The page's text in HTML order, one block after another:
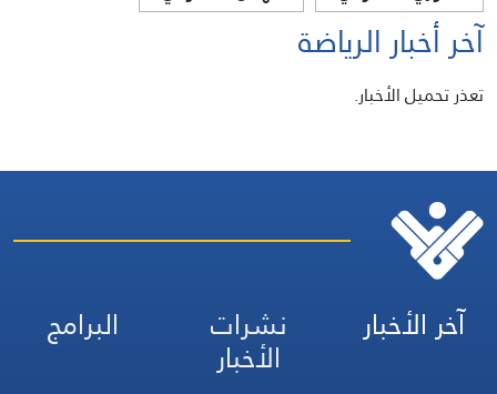
آخر أخبار الرياضة
تعذر تحميل الأخبار.
آخر الأخبار نشرات
الأخبار
البرامج